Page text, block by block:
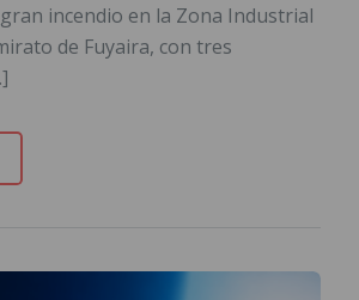
incendio en la Zona Industrial
de Fuyaira, con tres